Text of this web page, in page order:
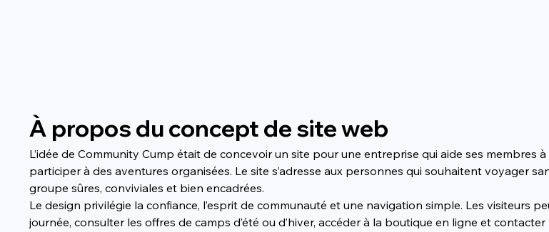
À propos du concept de site web
L’idée de Community Cump était de concevoir un site pour une entreprise qui aide ses membres
participer à des aventures organisées. Le site s’adresse aux personnes qui souhaitent voyager
groupe sûres, conviviales et bien encadrées.
Le design privilégie la confiance, l’esprit de communauté et une navigation simple. Les visiteurs
journée, consulter les offres de camps d’été ou d’hiver, accéder à la boutique en ligne et